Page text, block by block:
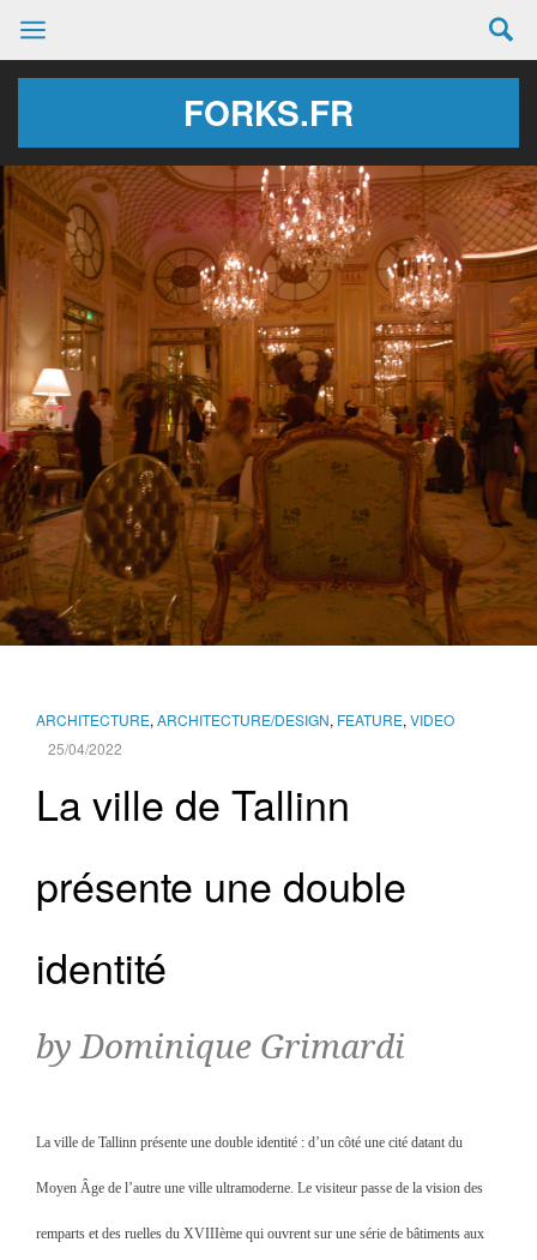
FORKS.FR
ARCHITECTURE, ARCHITECTURE/DESIGN, FEATURE, VIDEO
25/04/2022
La ville de Tallinn
présente une double
identité
by Dominique Grimardi
La ville de Tallinn présente une double identité : d’un côté une cité datant du
Moyen Âge de l’autre une ville ultramoderne. Le visiteur passe de la vision des
remparts et des ruelles du XVIIIème qui ouvrent sur une série de bâtiments aux